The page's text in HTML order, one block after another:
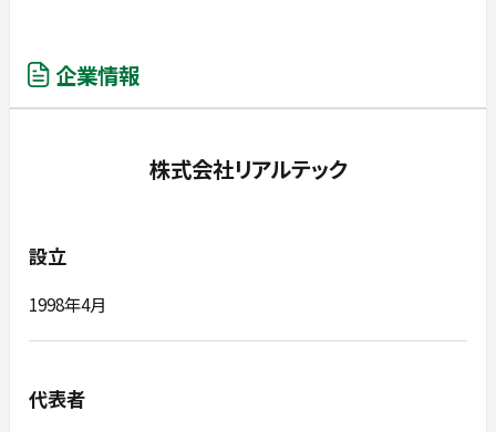
企業情報
株式会社リアルテック
設立
1998年4月
代表者